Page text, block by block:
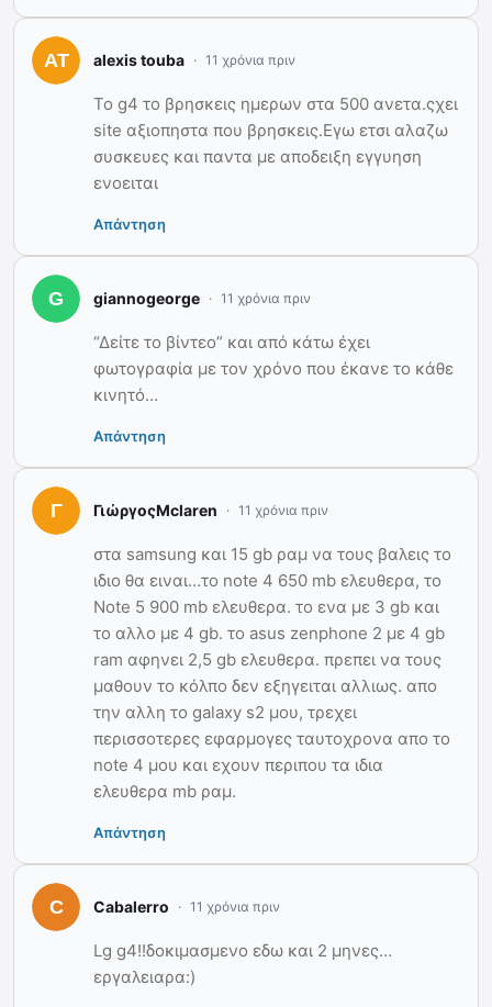
alexis touba 11 χρόνια πριν
Το g4 το βρησκεις ημερων στα 500 ανετα.ςχει
site αξιοπηστα που βρησκεις.Εγω ετσι αλαζω
συσκευες και παντα με αποδειξη εγγυηση
ενοειται
Απάντηση
giannogeorge 11 χρόνια πριν
“Δείτε το βίντεο” και από κάτω έχει
φωτογραφία με τον χρόνο που έκανε το κάθε
κινητό…
Απάντηση
ΓιώργοςMclaren 11 χρόνια πριν
στα samsung και 15 gb ραμ να τους βαλεις το
ιδιο θα ειναι…το note 4 650 mb ελευθερα, το
Note 5 900 mb ελευθερα. το ενα με 3 gb και
το αλλο με 4 gb. το asus zenphone 2 με 4 gb
ram αφηνει 2,5 gb ελευθερα. πρεπει να τους
μαθουν το κόλπο δεν εξηγειται αλλιως. απο
την αλλη το galaxy s2 μου, τρεχει
περισσοτερες εφαρμογες ταυτοχρονα απο το
note 4 μου και εχουν περιπου τα ιδια
ελευθερα mb ραμ.
Απάντηση
Cabalerro 11 χρόνια πριν
Lg g4!!δοκιμασμενο εδω και 2 μηνες…
εργαλειαρα:)